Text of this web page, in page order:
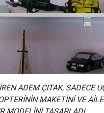
ADEM ÇITAK, SADECE
MAKETİNİ VE